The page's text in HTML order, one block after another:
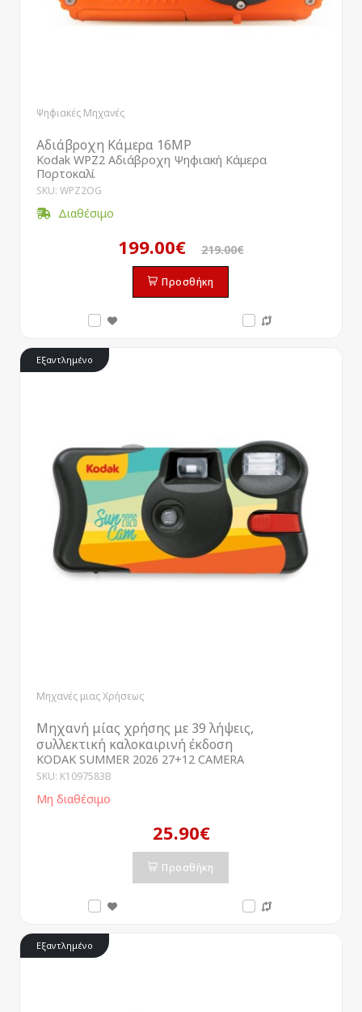
Ψηφιακές Μηχανές
Αδιάβροχη Κάμερα 16MP
Kodak WPZ2 Αδιάβροχη Ψηφιακή Κάμερα
Πορτοκαλί
SKU: WPZ2OG
Διαθέσιμο
199.00€ 219.00€
Προσθήκη
Εξαντλημένο
Μηχανές μιας Χρήσεως
Μηχανή μίας χρήσης με 39 λήψεις,
συλλεκτική καλοκαιρινή έκδοση
KODAK SUMMER 2026 27+12 CAMERA
SKU: K1097583B
Μη διαθέσιμο
25.90€
Προσθήκη
Εξαντλημένο